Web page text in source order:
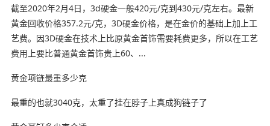
截至2020年2月4日，3d硬金一般420元/克到430元/克左右。最新
黄金回收价格357.2元/克，3D硬金价格，是在金价的基础上加上工
艺费。因3D硬金在技术上比原黄金首饰需要耗费更多，所以在工艺
费用上要比普通黄金首饰贵上60、...
黄金项链最重多少克
最重的也就3040克，太重了挂在脖子上真成狗链子了